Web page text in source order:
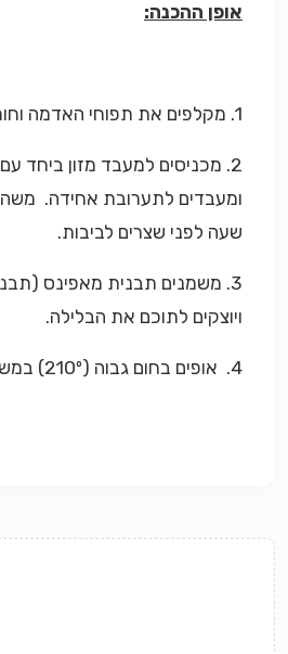
אופן ההכנה:
1. מקלפים את תפוחי האדמה וחותכים אותם לחצי.
2. מכניסים למעבד מזון ביחד
ומעבדים לתערובת אחידה.
שעה לפני שצרים לביבות.
3. משמנים תבנית מאפינס
ויוצקים לתוכם את הבלילה.
4. אופים בחום גבוה (210º) במשך כעשר דקות.